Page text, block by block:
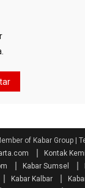
of Kabar Group |
Kontak
Kabar Sumsel
Kabar Kalbar